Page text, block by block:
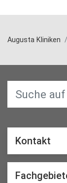
Augusta Kliniken
Kontakt